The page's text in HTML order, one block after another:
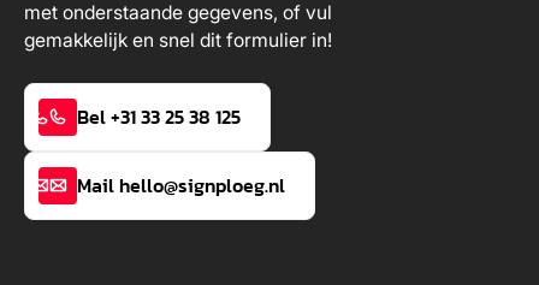
met onderstaande gegevens, of vul
gemakkelijk en snel dit formulier in!
Bel +31 33 25 38 125
Mail hello@signploeg.nl